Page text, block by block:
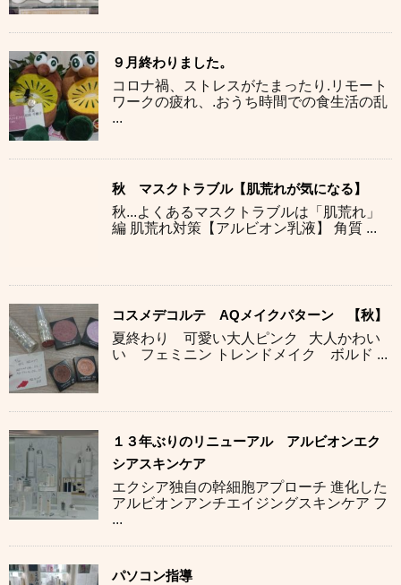
９月終わりました。
コロナ禍、ストレスがたまったり.リモート
ワークの疲れ、.おうち時間での食生活の乱
...
秋 マスクトラブル【肌荒れが気になる】
秋...よくあるマスクトラブルは「肌荒れ」
編 肌荒れ対策【アルビオン乳液】 角質 ...
コスメデコルテ AQメイクパターン 【秋】
夏終わり 可愛い大人ピンク 大人かわい
い フェミニン トレンドメイク ボルド ...
１３年ぶりのリニューアル アルビオンエク
シアスキンケア
エクシア独自の幹細胞アプローチ 進化した
アルビオンアンチエイジングスキンケア フ
...
パソコン指導